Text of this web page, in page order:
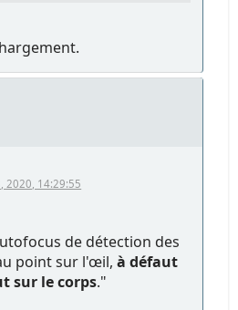
2020, 14:29:55
de détection des
point sur l'œil,à défaut
sur le corps."